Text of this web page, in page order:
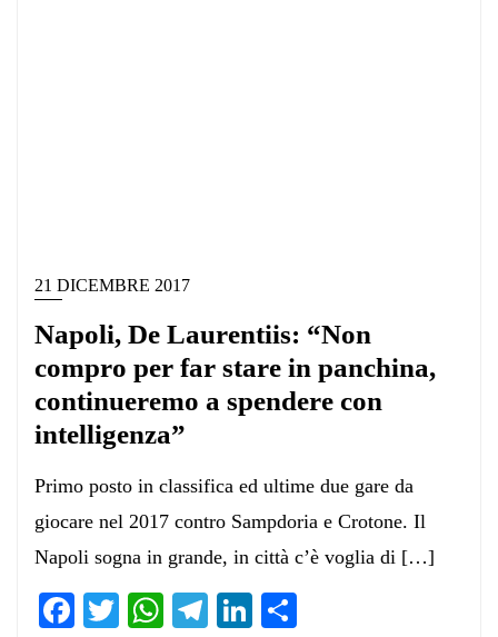
21 DICEMBRE 2017
Napoli, De Laurentiis: “Non
compro per far stare in panchina,
continueremo a spendere con
intelligenza”
Primo posto in classifica ed ultime due gare da
giocare nel 2017 contro Sampdoria e Crotone. Il
Napoli sogna in grande, in città c’è voglia di […]
Facebook
TwitterWhatsApp
Telegram
LinkedIn